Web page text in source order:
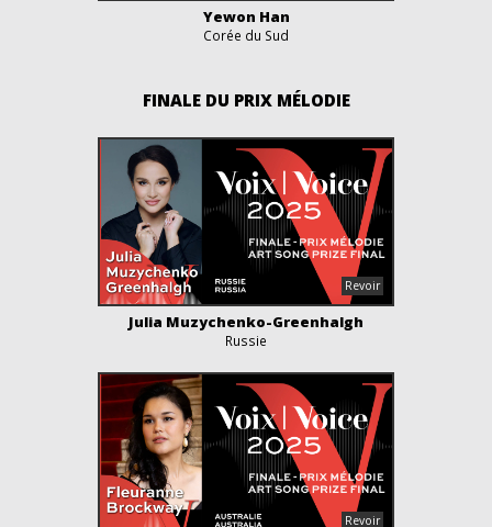
Yewon Han
Corée du Sud
FINALE DU PRIX MÉLODIE
Julia Muzychenko-Greenhalgh
Russie